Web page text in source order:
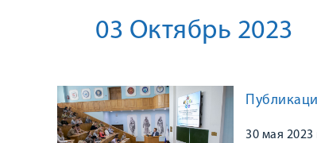
03 Октябрь 2023
30 мая